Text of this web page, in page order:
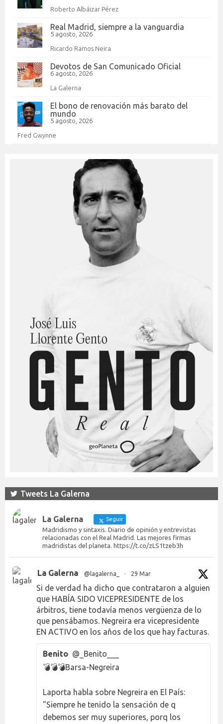
Roberto Albáizar Pérez
Real Madrid, siempre a la vanguardia
5 agosto, 2026
Ricardo Ramos Neira
Devotos de San Comunicado Oficial
6 agosto, 2026
La Galerna
El bono de renovación más barato del
mundo
5 agosto, 2026
Fred Gwynne
Tweets La Galerna
La Galerna Seguir
Madridismo y sintaxis. Diario de opinión y entrevistas
relacionadas con el Real Madrid. Las mejores firmas
madridistas del planeta. https://t.co/zLS1tzeb3h
La Galerna @lagalerna_ · 29 Mar
Si de verdad ha dicho que contrataron a alguien
que HABÍA SIDO VICEPRESIDENTE de los
árbitros, tiene todavía menos vergüenza de lo
que pensábamos. Negreira era vicepresidente
EN ACTIVO en los años de los que hay facturas.
Benito @_Benito___
💣💣💣Barsa-Negreira
Laporta habla sobre Negreira en El País:
"Siempre he tenido la sensación de q
debemos ser muy superiores, porq los